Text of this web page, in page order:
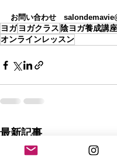
お問い合わせ　
ヨガ ヨガクラス 陰ヨガ養成講座
オンラインレッスン
最新記事